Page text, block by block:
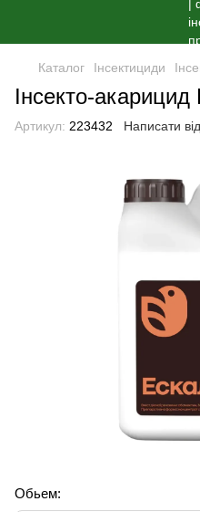
Каталог Інсектициди
Інсекто-акарицид
Артикул: 223432 Написати
Обьем: